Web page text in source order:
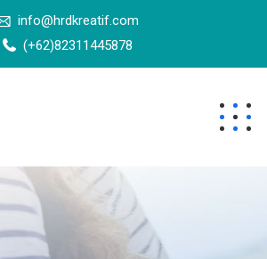
info@hrdkreatif.com
(+62)82311445878